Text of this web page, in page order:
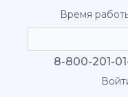
Время
8-800-201-